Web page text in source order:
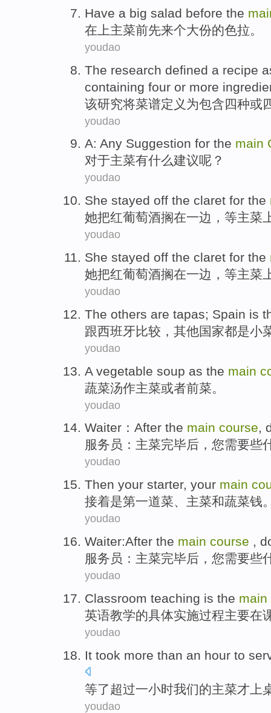
Have a big salad before the
在上主菜前先来个大份的色拉。
youdao
The research defined a recipe
containing four or more
该研究将菜谱定义 为包含四种或
youdao
A: Any Suggestion for the main
对于主菜有什么建议呢？
youdao
She stayed off the claret for the
她把红葡萄酒搁在一边， 等主菜
youdao
She stayed off the claret for the
她把红葡萄酒搁在一边， 等主菜
youdao
The others are tapas; Spain is
跟西班牙比较， 其他国家都是小
youdao
A vegetable soup as the main
蔬菜汤作主菜或者前菜。
youdao
Waiter ： After the main course,
服务员 ：主菜完毕后 ， 您需要些
youdao
Then your starter, your main
接着是第一道菜、 主菜和蔬菜钱
youdao
Waiter:After the main course ,
服务员 ：主菜完毕后 ， 您需要些
youdao
Classroom teaching is the main
英语教学的具体实施过程主要在
youdao
It took more than an hour to
等了超过一小时我们的主菜才 上
youdao